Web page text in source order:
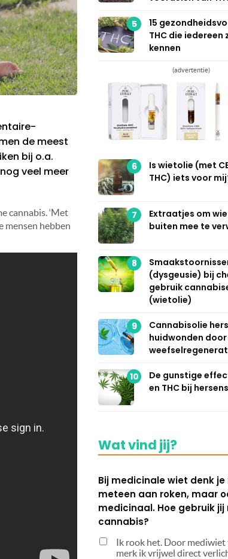
de meest
bij o.a.
veel meer
cannabis. ‘Met
mensen hebben
5
15
THC die iedereen
kennen
(advertentie)
6
Is wietolie (met
THC) iets voor
7
Extraatjes om
buiten mee te
8
(dysgeusie) bij
gebruik
(wietolie)
9
Cannabisolie
huidwonden
10
De gunstige
en THC bij
Wat vind jij?
Bij medicinale wiet denk je
meteen aan roken, maar
medicinaal. Hoe gebruik
cannabis?
Ik rook het. Door mediwiet
merk ik vrijwel direct